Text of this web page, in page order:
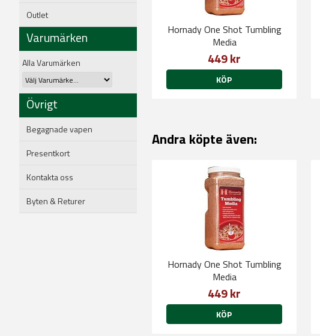
Outlet
Varumärken
Alla Varumärken
Övrigt
Begagnade vapen
Presentkort
Kontakta oss
Byten & Returer
Hornady One Shot Tumbling
Media
449 kr
KÖP
Andra köpte även:
Hornady One Shot Tumbling
Media
449 kr
KÖP